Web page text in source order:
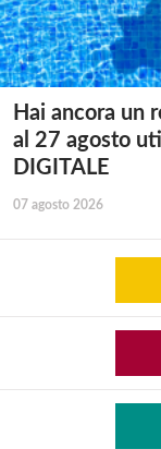
Hai ancora un
al 27 agosto
DIGITALE
07 agosto 2026